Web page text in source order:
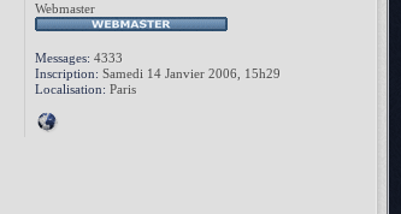
Webmaster
Messages: 4333
Inscription: Samedi 14 Janvier 2006, 15h29
Localisation: Paris